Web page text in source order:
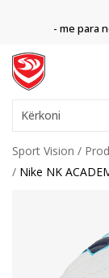
- me para
Kërkoni
Sport Vision
Nike NK